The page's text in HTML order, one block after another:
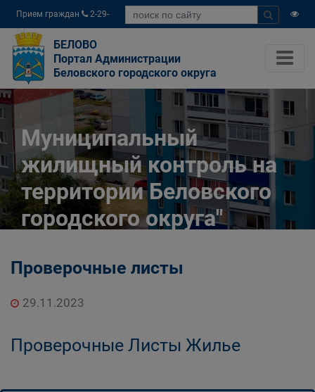
Прием граждан
2-29-
04
БЕЛОВО
Портал Администрации
Беловского городского округа
Муниципальный
жилищный контроль на
территории Беловского
городского округа"
Муниципальный контроль
территории Беловского городского округа"
Проверочные листы
29.11.2023
Проверочные Листы Жилье